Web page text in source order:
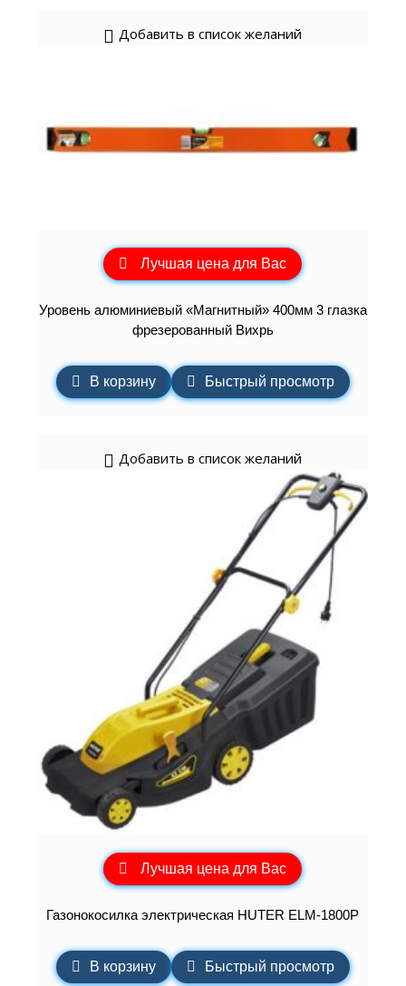
Добавить в список желаний
Лучшая цена для Вас
Уровень алюминиевый «Магнитный» 400мм 3 глазка
фрезерованный Вихрь
В корзину Быстрый просмотр
Добавить в список желаний
Лучшая цена для Вас
Газонокосилка электрическая HUTER ELM-1800P
В корзину Быстрый просмотр